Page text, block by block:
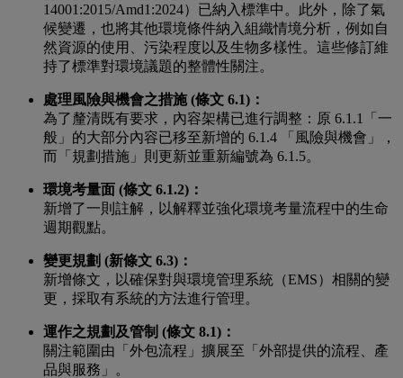
14001:2015/Amd1:2024）已納入標準中。此外，除了氣
候變遷，也將其他環境條件納入組織情境分析，例如自
然資源的使用、污染程度以及生物多樣性。這些修訂維
持了標準對環境議題的整體性關注。
處理風險與機會之措施 (條文 6.1)：
為了釐清既有要求，內容架構已進行調整：原 6.1.1「一
般」的大部分內容已移至新增的 6.1.4 「風險與機會」，
而「規劃措施」則更新並重新編號為 6.1.5。
環境考量面 (條文 6.1.2)：
新增了一則註解，以解釋並強化環境考量流程中的生命
週期觀點。
變更規劃 (新條文 6.3)：
新增條文，以確保對與環境管理系統（EMS）相關的變
更，採取有系統的方法進行管理。
運作之規劃及管制 (條文 8.1)：
關注範圍由「外包流程」擴展至「外部提供的流程、產
品與服務」。